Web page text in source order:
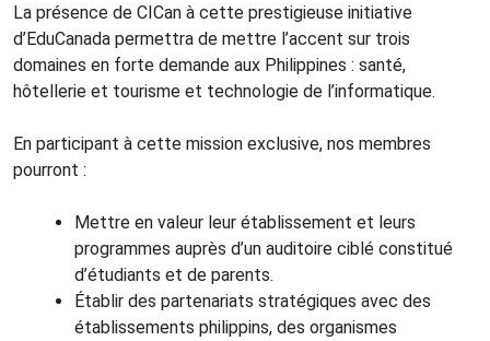
La présence de CICan à cette prestigieuse initiative
d’EduCanada permettra de mettre l’accent sur trois
domaines en forte demande aux Philippines : santé,
hôtellerie et tourisme et technologie de l’informatique.
En participant à cette mission exclusive, nos membres
pourront :
Mettre en valeur leur établissement et leurs
programmes auprès d’un auditoire ciblé constitué
d’étudiants et de parents.
Établir des partenariats stratégiques avec des
établissements philippins, des organismes